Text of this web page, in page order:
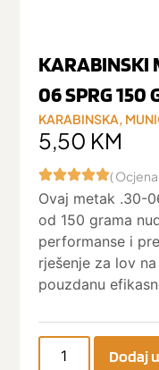
KARABINSKI
06 SPRG 150
KARABINSKA,
5,50 KM
(
Ovaj metak .30-
od 150 grama
performanse i
rješenje za lov
pouzdanu
Dodaj